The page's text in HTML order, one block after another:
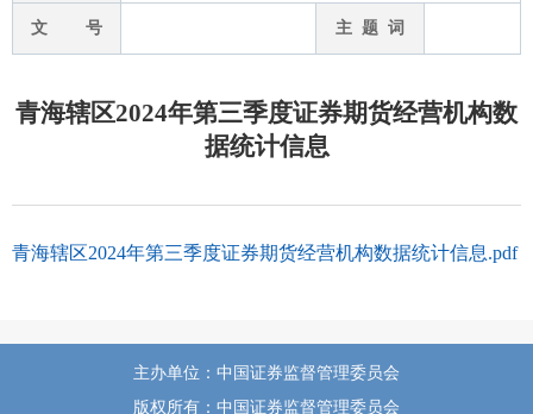
文 号 主 题 词
青海辖区2024年第三季度证券期货经营机构数
据统计信息
青海辖区2024年第三季度证券期货经营机构数据统计信息.pdf
主办单位：中国证券监督管理委员会
版权所有：中国证券监督管理委员会